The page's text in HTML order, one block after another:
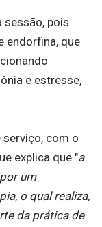
sessão, pois
endorfina, que
e estresse,
com o
explica que "a
um
o qual realiza,
da prática de